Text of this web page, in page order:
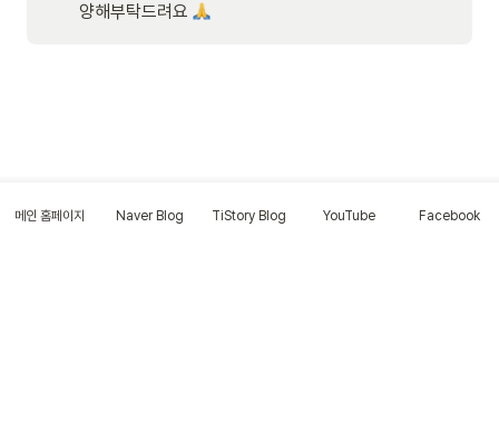
양해부탁드려요
메인 홈페이지 Naver Blog TiStory Blog YouTube Facebook